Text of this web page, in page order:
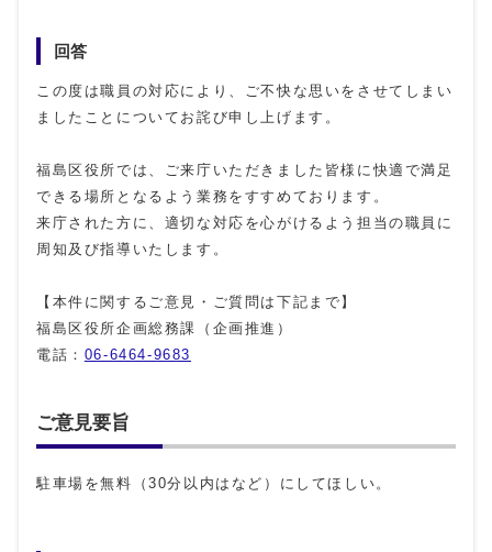
回答
この度は職員の対応により、ご不快な思いをさせてしまい
ましたことについてお詫び申し上げます。
福島区役所では、ご来庁いただきました皆様に快適で満足
できる場所となるよう業務をすすめております。
来庁された方に、適切な対応を心がけるよう担当の職員に
周知及び指導いたします。
【本件に関するご意見・ご質問は下記まで】
福島区役所企画総務課（企画推進）
電話： 06-6464-9683
ご意見要旨
駐車場を無料（30分以内はなど）にしてほしい。